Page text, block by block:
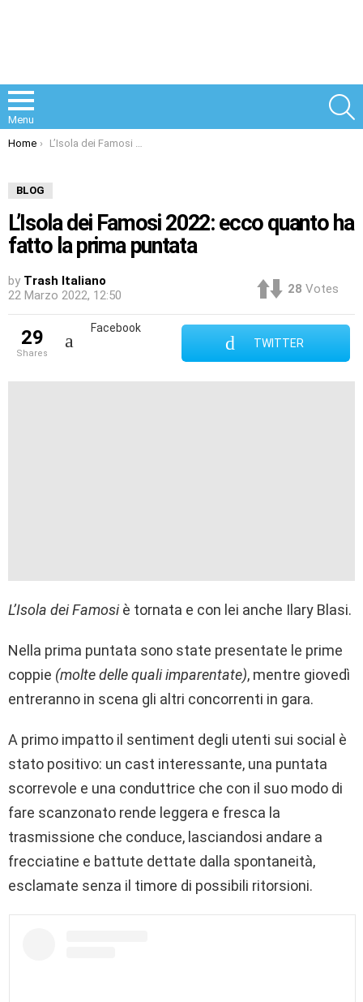
Menu
You are here:
Home L’Isola dei Famosi 2022: ecco quanto ha fatto la prima puntata
BLOG
L’Isola dei Famosi 2022: ecco quanto ha
fatto la prima puntata
by Trash Italiano
22 Marzo 2022, 12:50
28 Votes
29
shares
Facebook
TWITTER
L’Isola dei Famosi è tornata e con lei anche Ilary Blasi.
Nella prima puntata sono state presentate le prime
coppie (molte delle quali imparentate), mentre giovedì
entreranno in scena gli altri concorrenti in gara.
A primo impatto il sentiment degli utenti sui social è
stato positivo: un cast interessante, una puntata
scorrevole e una conduttrice che con il suo modo di
fare scanzonato rende leggera e fresca la
trasmissione che conduce, lasciandosi andare a
frecciatine e battute dettate dalla spontaneità,
esclamate senza il timore di possibili ritorsioni.